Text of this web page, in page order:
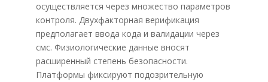
осуществляется через множество параметров
контроля. Двухфакторная верификация
предполагает ввода кода и валидации через
смс. Физиологические данные вносят
расширенный степень безопасности.
Платформы фиксируют подозрительную